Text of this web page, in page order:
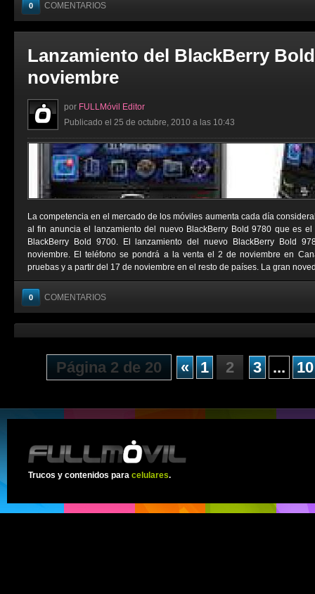
0 COMENTARIOS
Lanzamiento del BlackBerry
noviembre
por FULLMóvil Editor
Publicado el 25 de octubre, 2010 a las 10:43
La competencia en el mercado de los móviles aumenta cada día
al fin anuncia el lanzamiento del nuevo BlackBerry Bold 9780 que es
BlackBerry Bold 9700. El lanzamiento del nuevo BlackBerry Bold
noviembre. El teléfono se pondrá a la venta el 2 de noviembre en
pruebas y a partir del 17 de noviembre en el resto de países. La gran
0 COMENTARIOS
Página 2 de 20 « 1 2 3 ... 10
Trucos y contenidos para celulares.